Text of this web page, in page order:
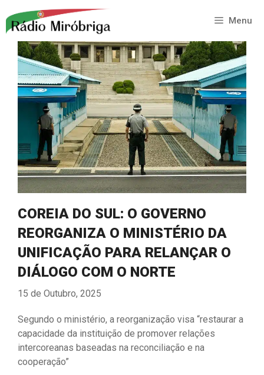
para
conteúdo
Menu
COREIA DO SUL: O GOVERNO
REORGANIZA O MINISTÉRIO DA
UNIFICAÇÃO PARA RELANÇAR O
DIÁLOGO COM O NORTE
15 de Outubro, 2025
Segundo o ministério, a reorganização visa “restaurar a
capacidade da instituição de promover relações
intercoreanas baseadas na reconciliação e na
cooperação”